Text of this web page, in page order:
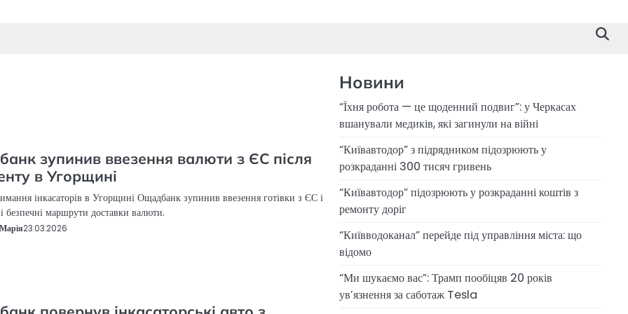
зупинив ввезення валюти з ЄС після
в Угорщині
інкасаторів в Угорщині Ощадбанк зупинив ввезення готівки з ЄС і
безпечні маршрути доставки валюти.
23.03.2026
Новини
“Їхня робота — це щоденний подвиг”: у Черкасах
вшанували медиків, які загинули на війні
“Київавтодор” з підрядником підозрюють у
розкраданні 300 тисяч гривень
“Київавтодор” підозрюють у розкраданні коштів з
ремонту доріг
“Київводоканал” перейде під управління міста: що
відомо
“Ми шукаємо вас”: Трамп пообіцяв 20 років
ув’язнення за саботаж Tesla